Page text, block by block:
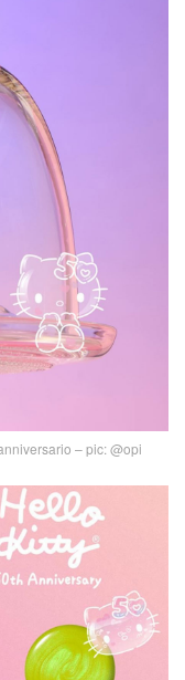
– pic: @opi